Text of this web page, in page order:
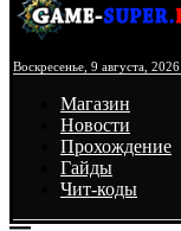
Воскресенье, 9 августа, 2026
Магазин
Новости
Прохождение
Гайды
Чит-коды